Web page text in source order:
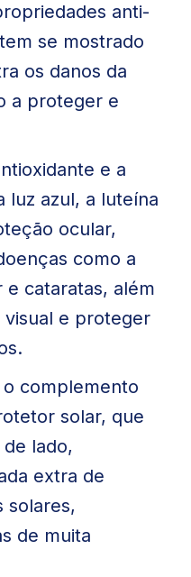
anti-
se mostrado
os danos da
a proteger e
e a
luz azul, a luteína
ocular,
como a
cataratas, além
e proteger
complemento
solar, que
lado,
extra de
solares,
de muita